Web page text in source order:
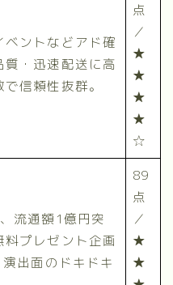
ントなどアド確
・迅速配送に高
信頼性抜群。
点
／
★
★
★
★
☆
流通額1億円突
プレゼント企画
出面のドキドキ
89
点
／
★
★